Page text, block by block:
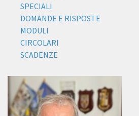
SPECIALI
DOMANDE E RISPOSTE
MODULI
CIRCOLARI
SCADENZE